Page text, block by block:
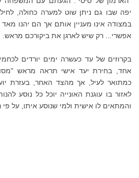
יפה שבו גם ניתן שוט למערה כחולה,
במצודה אינו מעניין אותם אך הם יהנו
אפשרי... רק שיש לארגן את ביקורכם מראש.
בקרוזים של עד כעשרה ימים יורדים
אחד, בחירת יעד אישי תראה מראש
כמתואר לעיל, אך מהצד האחר, בעזרת
לאזור בו עוגנת האונייה יוכל כל נוסע
והמתאים לו אישית ולמי שנוסע איתו, על פי